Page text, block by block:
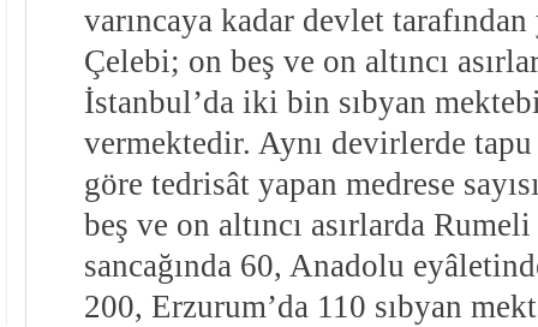
varıncaya kadar devlet
Çelebi; on beş ve on altıncı
İstanbul’da iki bin sıbyan
vermektedir. Aynı devirlerde
göre tedrisât yapan medrese
beş ve on altıncı asırlarda
sancağında 60, Anadolu
200, Erzurum’da 110 sıbyan